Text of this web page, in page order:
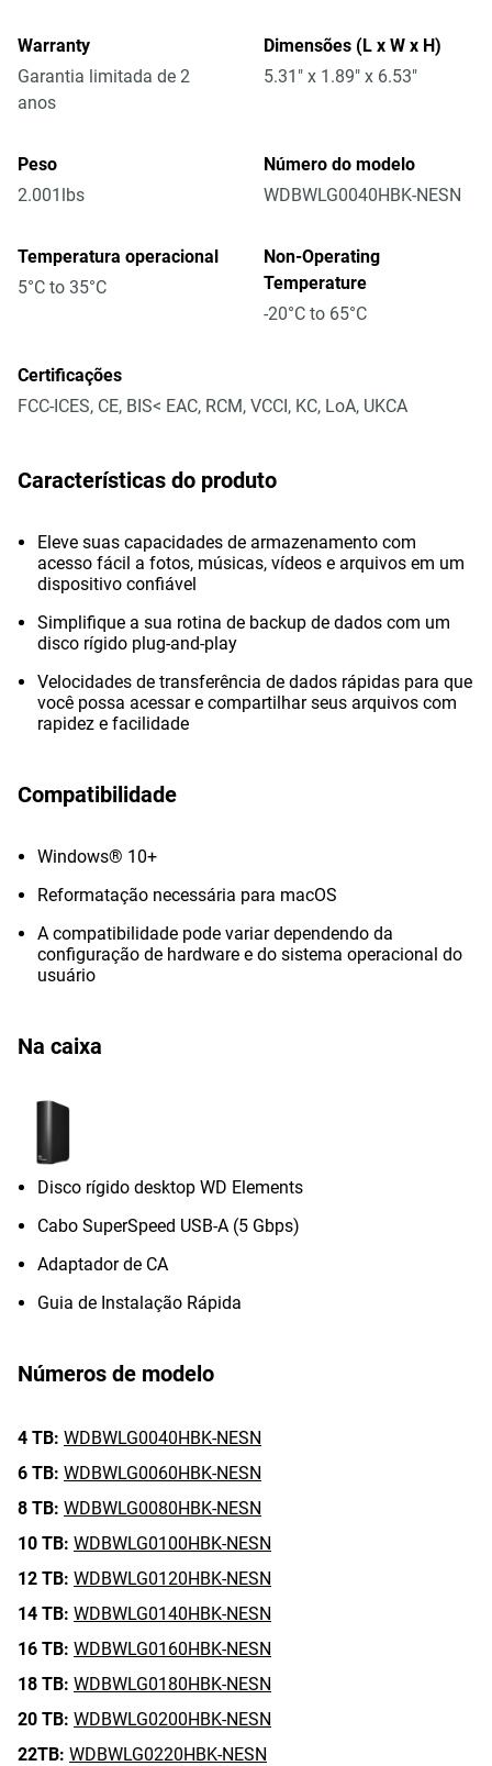
Warranty
Garantia limitada de 2
anos
Dimensões (L x W x H)
5.31" x 1.89" x 6.53"
Peso
2.001lbs
Número do modelo
WDBWLG0040HBK-NESN
Temperatura operacional
5°C to 35°C
Non-Operating
Temperature
-20°C to 65°C
Certificações
FCC-ICES, CE, BIS< EAC, RCM, VCCI, KC, LoA, UKCA
Características do produto
Eleve suas capacidades de armazenamento com
acesso fácil a fotos, músicas, vídeos e arquivos em um
dispositivo confiável
Simplifique a sua rotina de backup de dados com um
disco rígido plug-and-play
Velocidades de transferência de dados rápidas para que
você possa acessar e compartilhar seus arquivos com
rapidez e facilidade
Compatibilidade
Windows® 10+
Reformatação necessária para macOS
A compatibilidade pode variar dependendo da
configuração de hardware e do sistema operacional do
usuário
Na caixa
Disco rígido desktop WD Elements
Cabo SuperSpeed USB-A (5 Gbps)
Adaptador de CA
Guia de Instalação Rápida
Números de modelo
4 TB: WDBWLG0040HBK-NESN
6 TB: WDBWLG0060HBK-NESN
8 TB: WDBWLG0080HBK-NESN
10 TB: WDBWLG0100HBK-NESN
12 TB: WDBWLG0120HBK-NESN
14 TB: WDBWLG0140HBK-NESN
16 TB: WDBWLG0160HBK-NESN
18 TB: WDBWLG0180HBK-NESN
20 TB: WDBWLG0200HBK-NESN
22TB: WDBWLG0220HBK-NESN